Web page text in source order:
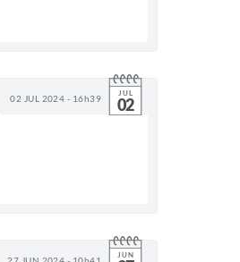
02 JUL 2024 - 16h39 JUL
02
27 JUN 2024 - 10h41 JUN